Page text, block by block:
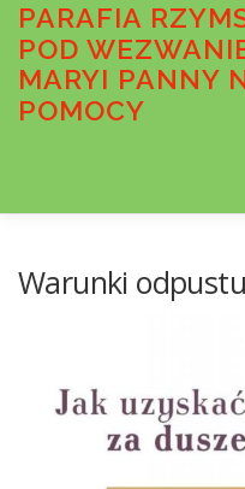
Przejdź
treści
PARAFIA
POD
MARYI PANNY
POMOCY
WSPÓLNOTY
Warunki